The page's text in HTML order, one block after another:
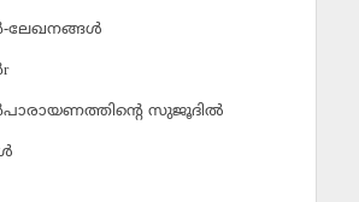
സുജൂദില്‍